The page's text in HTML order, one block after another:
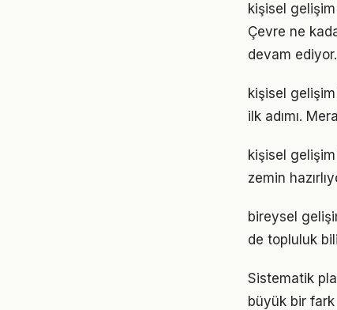
kişisel
Çevre ne
devam ediyor.
kişisel gelişim
ilk adımı.
kişisel
zemin
bireysel
de topluluk
Sistematik
büyük bir fark